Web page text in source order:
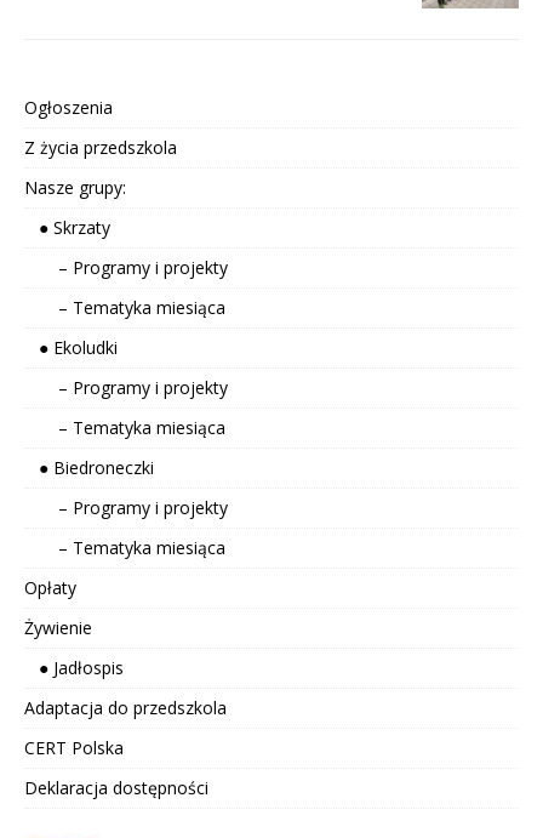
Ogłoszenia
Z życia przedszkola
Nasze grupy:
● Skrzaty
– Programy i projekty
– Tematyka miesiąca
● Ekoludki
– Programy i projekty
– Tematyka miesiąca
● Biedroneczki
– Programy i projekty
– Tematyka miesiąca
Opłaty
Żywienie
● Jadłospis
Adaptacja do przedszkola
CERT Polska
Deklaracja dostępności